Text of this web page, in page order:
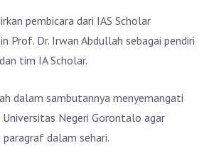
pembicara dari IAS Scholar
Prof. Dr. Irwan Abdullah sebagai pendiri
tim IA Scholar.
dalam sambutannya menyemangati
Universitas Negeri Gorontalo agar
dalam sehari.